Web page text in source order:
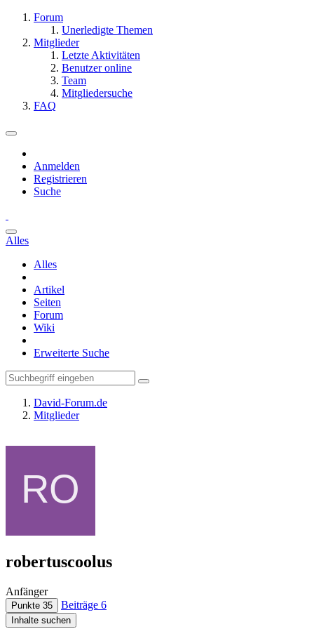
Forum
Unerledigte Themen
Mitglieder
Letzte Aktivitäten
Benutzer online
Team
Mitgliedersuche
FAQ
Anmelden
Registrieren
Suche
Alles
Alles
Artikel
Seiten
Forum
Wiki
Erweiterte Suche
David-Forum.de
Mitglieder
robertuscoolus
Anfänger
Punkte 35 Beiträge 6
Inhalte suchen